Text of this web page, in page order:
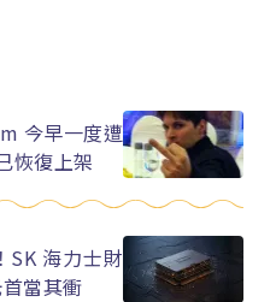
今早一度遭
恢復上架
SK 海力士財
當其衝